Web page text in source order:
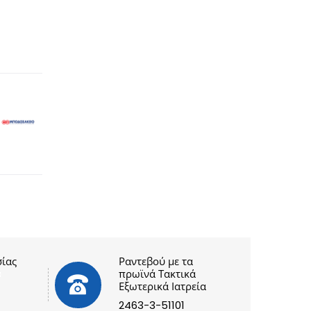
Ραντεβού με τα
πρωϊνά Τακτικά
Εξωτερικά Ιατρεία
2463-3-51101